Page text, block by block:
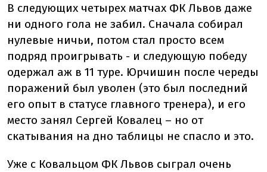
В следующих четырех матчах ФК Львов даже
ни одного гола не забил. Сначала собирал
нулевые ничьи, потом стал просто всем
подряд проигрывать - и следующую победу
одержал аж в 11 туре. Юрчишин после череды
поражений был уволен (это был последний
его опыт в статусе главного тренера), и его
место занял Сергей Ковалец – но от
скатывания на дно таблицы не спасло и это.
Уже с Ковальцом ФК Львов сыграл очень